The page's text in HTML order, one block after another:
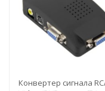
Конвертер сигнала